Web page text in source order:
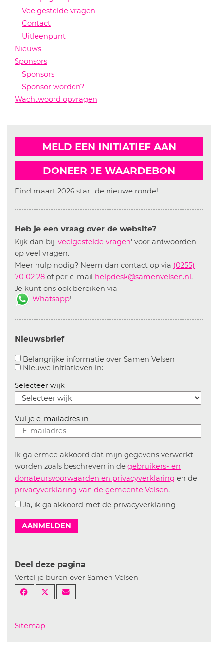
Veelgestelde vragen
Contact
Uitleenpunt
Nieuws
Sponsors
Sponsors
Sponsor worden?
Wachtwoord opvragen
MELD EEN INITIATIEF AAN
DONEER JE WAARDEBON
Eind maart 2026 start de nieuwe ronde!
Heb je een vraag over de website?
Kijk dan bij 'veelgestelde vragen' voor antwoorden
op veel vragen.
Meer hulp nodig? Neem dan contact op via (0255)
70 02 28 of per e-mail helpdesk@samenvelsen.nl.
Je kunt ons ook bereiken via
Whatsapp!
Nieuwsbrief
Belangrijke informatie over Samen Velsen
Nieuwe initiatieven in:Aanvinken om informatie over
Selecteer wijk
Vul je e-mailadres in
Ik ga ermee akkoord dat mijn gegevens verwerkt
worden zoals beschreven in de gebruikers- en
donateursvoorwaarden en privacyverklaring en de
privacyverklaring van de gemeente Velsen.
Ja, ik ga akkoord met de privacyverklaring
AANMELDEN
Deel deze pagina
Vertel je buren over Samen Velsen
Sitemap